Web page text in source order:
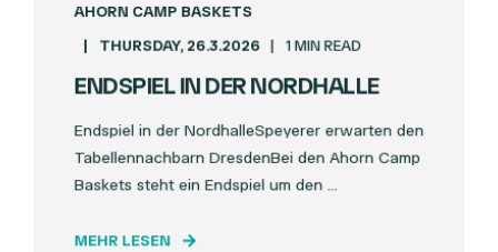
AHORN CAMP BASKETS
THURSDAY, 26.3.2026
1 MIN READ
ENDSPIEL IN DER NORDHALLE
Endspiel in der NordhalleSpeyerer erwarten den
Tabellennachbarn DresdenBei den Ahorn Camp
Baskets steht ein Endspiel um den ...
MEHR LESEN